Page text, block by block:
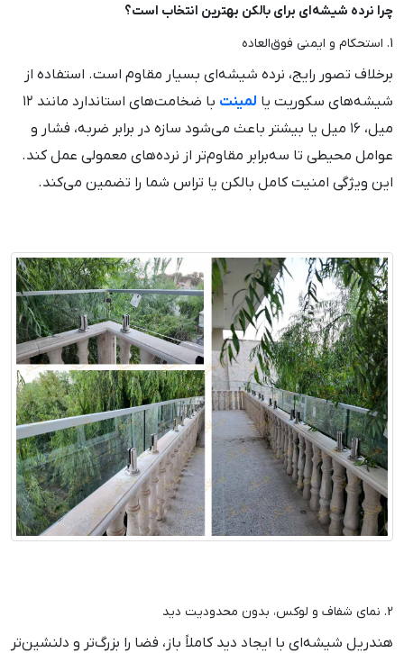
چرا نرده شیشه‌ای برای بالکن بهترین انتخاب است؟
1. استحکام و ایمنی فوق‌العاده
برخلاف تصور رایج، نرده شیشه‌ای بسیار مقاوم است. استفاده از
شیشه‌های سکوریت یا لمینت
با ضخامت‌های استاندارد مانند ۱۲
میل، ۱۶ میل یا بیشتر باعث می‌شود سازه در برابر ضربه، فشار و
عوامل محیطی تا سه‌برابر مقاوم‌تر از نرده‌های معمولی عمل کند.
این ویژگی امنیت کامل بالکن یا تراس شما را تضمین می‌کند.
2. نمای شفاف و لوکس، بدون محدودیت دید
هندریل شیشه‌ای با ایجاد دید کاملاً باز، فضا را بزرگ‌تر و دلنشین‌تر